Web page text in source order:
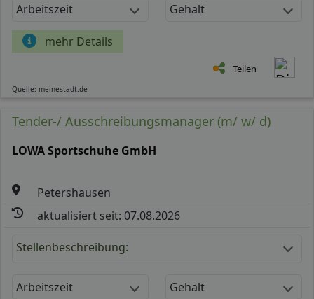
Arbeitszeit Gehalt
mehr Details
Teilen
Quelle: meinestadt.de
Tender-/ Ausschreibungsmanager (m/ w/ d)
LOWA Sportschuhe GmbH
Petershausen
aktualisiert seit: 07.08.2026
Stellenbeschreibung:
Arbeitszeit Gehalt